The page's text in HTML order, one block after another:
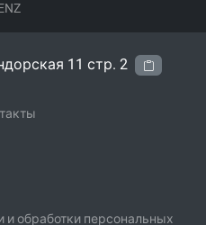
11 стр. 2
и обработки персональных